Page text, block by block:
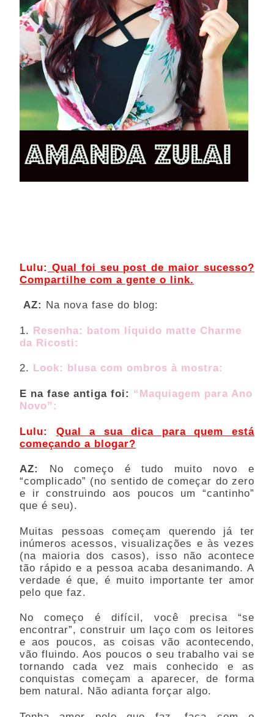
Lulu: Qual foi seu post de maior sucesso?
Compartilhe com a gente o link.
AZ: Na nova fase do blog:
1. Resenha: batom líquido matte Charme
da Ricosti:
2. Look: blusa com ombros à mostra:
E na fase antiga foi: “Maquiagem para Ano
Novo”:
Lulu:
Qual a sua dica para quem está
começando a blogar?
AZ: No começo é tudo muito novo e
“complicado” (no sentido de começar do zero
e ir construindo aos poucos um “cantinho”
que é seu).
Muitas pessoas começam querendo já ter
inúmeros acessos, visualizações e às vezes
(na maioria dos casos), isso não acontece
tão rápido e a pessoa acaba desanimando. A
verdade é que, é muito importante ter amor
pelo que faz.
No começo é difícil, você precisa “se
encontrar”, construir um laço com os leitores
e aos poucos, as coisas vão acontecendo,
vão fluindo. Aos poucos o seu trabalho vai se
tornando cada vez mais conhecido e as
conquistas começam a aparecer, de forma
bem natural. Não adianta forçar algo.